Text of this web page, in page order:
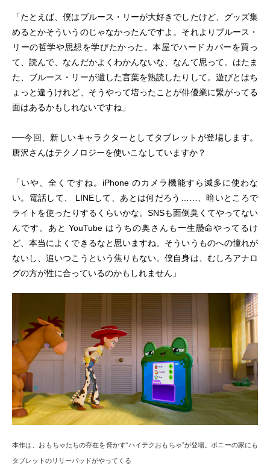
「たとえば、僕はブルース・リーが大好きでしたけど、グッズ集
めるとかそういうのじゃなかったんですよ。それよりブルース・
リーの哲学や思想を学びたかった。本屋でハードカバーを買っ
て、読んで、なんだかよくわかんないな、なんて思って。はたま
た、ブルース・リーが遺した言葉を熟読したりして。遊びとはち
ょっと違うけれど、そうやって培ったことが俳優業に繋がってる
面はあるかもしれないですね」
──今回、新しいキャラクターとしてタブレットが登場します。
唐沢さんはテクノロジーを使いこなしていますか？
「いや、全くですね。iPhone のカメラ機能すら滅多に使わな
い。電話して、 LINEして、あとは何だろう……、暗いところで
ライトを使ったりするくらいかな。SNSも面倒臭くてやってない
んです。あと YouTube はうちの奥さんも一生懸命やってるけ
ど、本当によくできるなと思いますね。そういうものへの憧れが
ないし、追いつこうという焦りもない。僕自身は、むしろアナロ
グの方が性に合っているのかもしれません」
本作は、おもちゃたちの存在を脅かす“ハイテクおもちゃ”が登場。ボニーの家にも
タブレットのリリーパッドがやってくる